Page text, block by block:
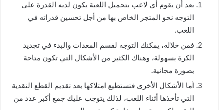
بعد أن يقوم أي لاعب بتحميل اللعبة يكون لديه القدرة على
التوجه نحو المتجر الخاص بها من أجل تحسين قدراته في
اللعب.
فمن خلاله، يمكنك التوجه لقسم المعدات والبدء في تجديد
الكرة بسهولة، وهناك الكثير من الأشكال التي تكون متاحة
بصورة مجانية.
أما الأشكال الأخرى فتستطيع امتلاكها بعد تقديم القطع النقدية
التي تأخذها أثناء اللعب، لذلك يتوجب عليك جمع أكبر عدد من